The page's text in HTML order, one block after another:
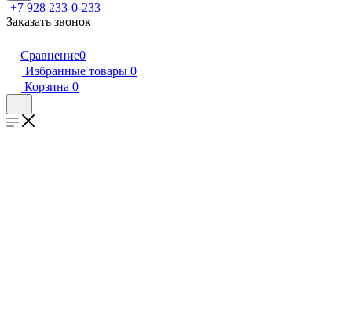
+7 928 233-0-233
Заказать звонок
Сравнение0
Избранные товары 0
Корзина 0